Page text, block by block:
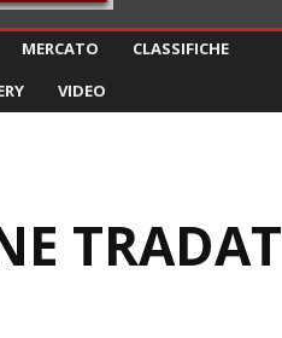
MERCATO
CLASSIFICHE
VIDEO